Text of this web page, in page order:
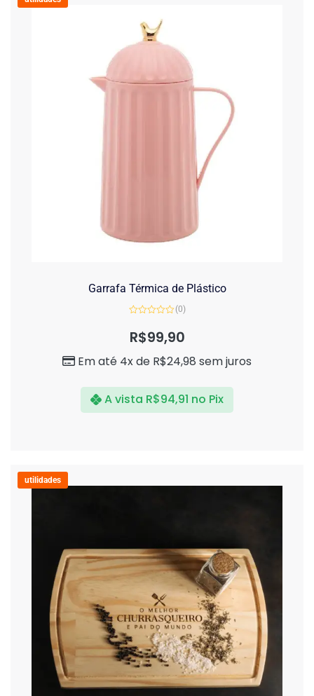
Garrafa Térmica de Plástico
de
(0)
R$99,90
Em até 4x de R$24,98 sem juros
A vista R$94,91 no Pix
utilidades